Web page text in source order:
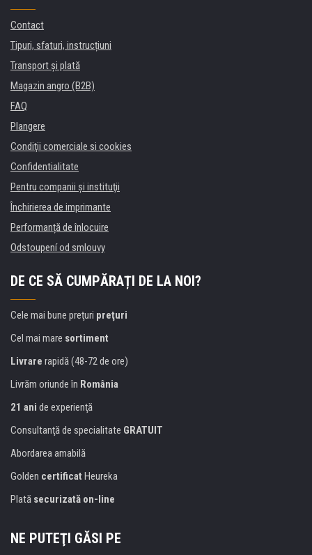
Contact
Tipuri, sfaturi, instrucțiuni
Transport şi plată
Magazin angro (B2B)
FAQ
Plangere
Condiţii comerciale si cookies
Confidentialitate
Pentru companii și instituţii
Închirierea de imprimante
Performanță de înlocuire
Odstoupení od smlouvy
DE CE SĂ CUMPĂRAȚI DE LA NOI?
Cele mai bune preţuri preţuri
Cel mai mare sortiment
Livrare rapidă (48-72 de ore)
Livrăm oriunde în România
21 ani de experienţă
Consultanţă de specialitate GRATUIT
Abordarea amabilă
Golden certificat Heureka
Plată securizată on-line
NE PUTEŢI GĂSI PE